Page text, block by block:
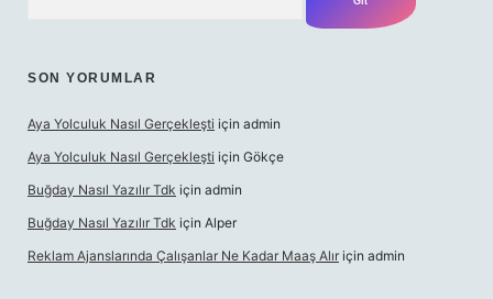
SON YORUMLAR
Aya Yolculuk Nasıl Gerçekleşti için admin
Aya Yolculuk Nasıl Gerçekleşti için Gökçe
Buğday Nasıl Yazılır Tdk için admin
Buğday Nasıl Yazılır Tdk için Alper
Reklam Ajanslarında Çalışanlar Ne Kadar Maaş Alır için admin